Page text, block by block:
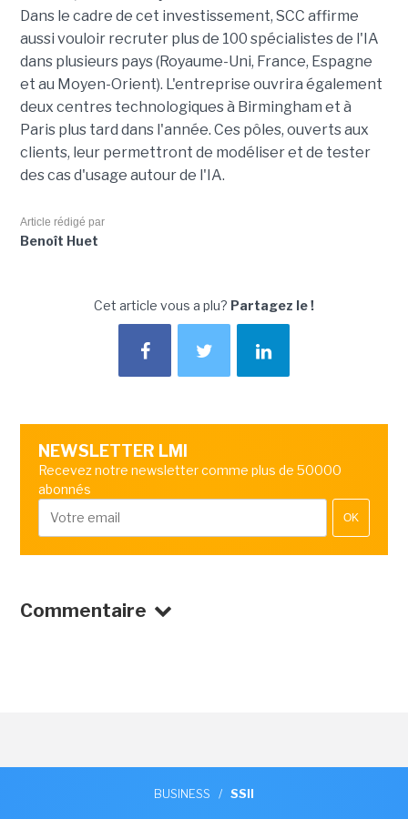
Dans le cadre de cet investissement, SCC affirme
aussi vouloir recruter plus de 100 spécialistes de l'IA
dans plusieurs pays (Royaume-Uni, France, Espagne
et au Moyen-Orient). L'entreprise ouvrira également
deux centres technologiques à Birmingham et à
Paris plus tard dans l'année. Ces pôles, ouverts aux
clients, leur permettront de modéliser et de tester
des cas d'usage autour de l'IA.
Article rédigé par
Benoît Huet
Cet article vous a plu? Partagez le !
NEWSLETTER LMI
Recevez notre newsletter comme plus de 50000
abonnés
OK
Commentaire
BUSINESS / SSII